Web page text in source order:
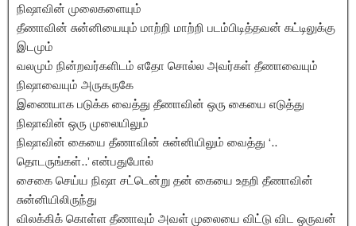
நிஷாவின் முலைகளையும்
தீணாவின் சுன்னியையும் மாற்றி மாற்றி படம்பிடித்தவன் கட்டிலுக்கு
இடமும்
வலமும் நின்றவர்களிடம் எதோ சொல்ல அவர்கள் தீணாவையும்
நிஷாவையும் அருகருகே
இணையாக படுக்க வைத்து தீணாவின் ஒரு கையை எடுத்து
நிஷாவின் ஒரு முலையிலும்
நிஷாவின் கையை தீணாவின் சுன்னியிலும் வைத்து ‘..
தொடருங்கள்..’ என்பதுபோல்
சைகை செய்ய நிஷா சட்டென்று தன் கையை உதறி தீணாவின்
சுன்னியிலிருந்து
விலக்கிக் கொள்ள தீணாவும் அவள் முலையை விட்டு விட ஒருவன்